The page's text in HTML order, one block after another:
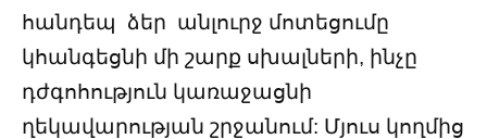
հանդեպ ձեր անլուրջ մոտեցումը
կհանգեցնի մի շարք սխալների, ինչը
դժգոհություն կառաջացնի
ղեկավարության շրջանում: Մյուս կողմից